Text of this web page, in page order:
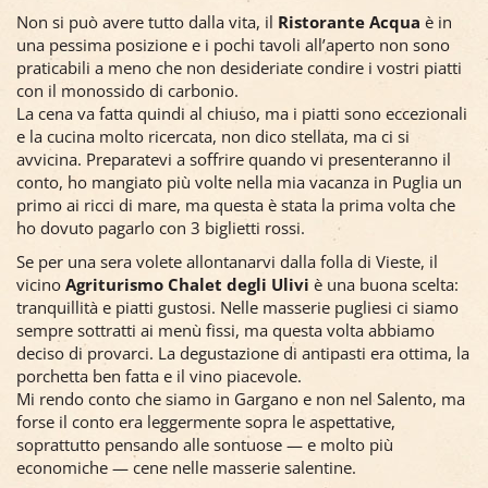
Non si può avere tutto dalla vita, il Ristorante Acqua è in
una pessima posizione e i pochi tavoli all’aperto non sono
praticabili a meno che non desideriate condire i vostri piatti
con il monossido di carbonio.
La cena va fatta quindi al chiuso, ma i piatti sono eccezionali
e la cucina molto ricercata, non dico stellata, ma ci si
avvicina. Preparatevi a soffrire quando vi presenteranno il
conto, ho mangiato più volte nella mia vacanza in Puglia un
primo ai ricci di mare, ma questa è stata la prima volta che
ho dovuto pagarlo con 3 biglietti rossi.
Se per una sera volete allontanarvi dalla folla di Vieste, il
vicino Agriturismo Chalet degli Ulivi è una buona scelta:
tranquillità e piatti gustosi. Nelle masserie pugliesi ci siamo
sempre sottratti ai menù fissi, ma questa volta abbiamo
deciso di provarci. La degustazione di antipasti era ottima, la
porchetta ben fatta e il vino piacevole.
Mi rendo conto che siamo in Gargano e non nel Salento, ma
forse il conto era leggermente sopra le aspettative,
soprattutto pensando alle sontuose — e molto più
economiche — cene nelle masserie salentine.